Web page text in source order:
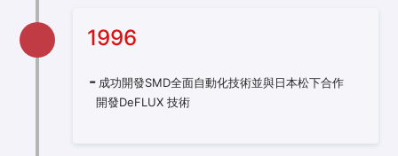
1996
成功開發SMD全面自動化技術並與日本松下合作
開發DeFLUX 技術